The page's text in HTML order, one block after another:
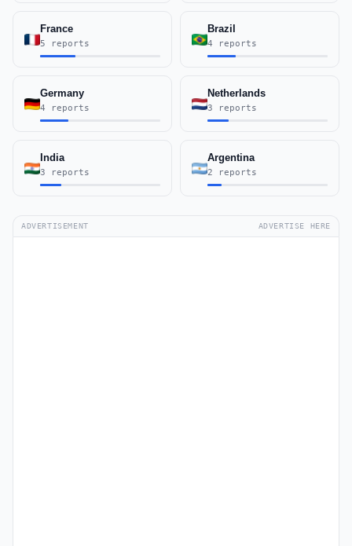
France
5 reports
Brazil
4 reports
Germany
4 reports
Netherlands
3 reports
India
3 reports
Argentina
2 reports
ADVERTISEMENT ADVERTISE HERE